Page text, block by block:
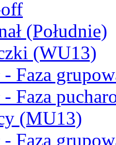
(Południe)
(WU13)
- Faza
- Faza
(MU13)
- Faza